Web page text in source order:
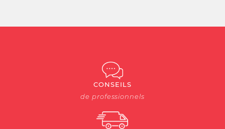
CONSEILS
de professionnels